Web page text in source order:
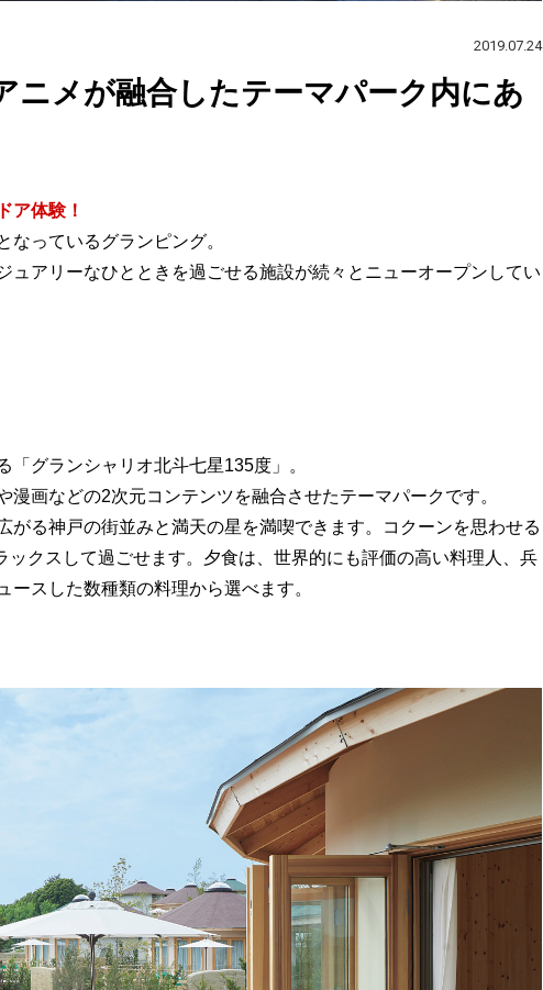
2019.07.24
ニメが融合したテーマパーク内にあ
ア体験！
っているグランピング。
アリーなひとときを過ごせる施設が続々とニューオープンしてい
グランシャリオ北斗七星135度」。
画などの2次元コンテンツを融合させたテーマパークです。
る神戸の街並みと満天の星を満喫できます。コクーンを思わせる
クスして過ごせます。夕食は、世界的にも評価の高い料理人、兵
スした数種類の料理から選べます。